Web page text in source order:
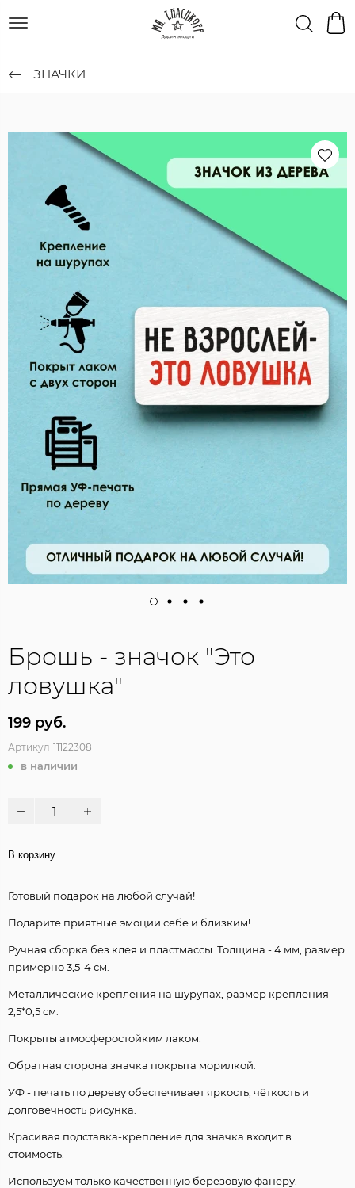
ЗНАЧКИ
Брошь - значок "Это
ловушка"
199 руб.
Артикул 11122308
в наличии
В корзину
Готовый подарок на любой случай!
Подарите приятные эмоции себе и близким!
Ручная сборка без клея и пластмассы. Толщина - 4 мм, размер
примерно 3,5-4 см.
Металлические крепления на шурупах, размер крепления –
2,5*0,5 см.
Покрыты атмосферостойким лаком.
Обратная сторона значка покрыта морилкой.
УФ - печать по дереву обеспечивает яркость, чёткость и
долговечность рисунка.
Красивая подставка-крепление для значка входит в
стоимость.
Используем только качественную березовую фанеру.